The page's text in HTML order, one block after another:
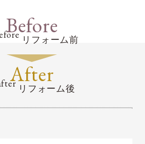
Before
リフォーム前
After
リフォーム後